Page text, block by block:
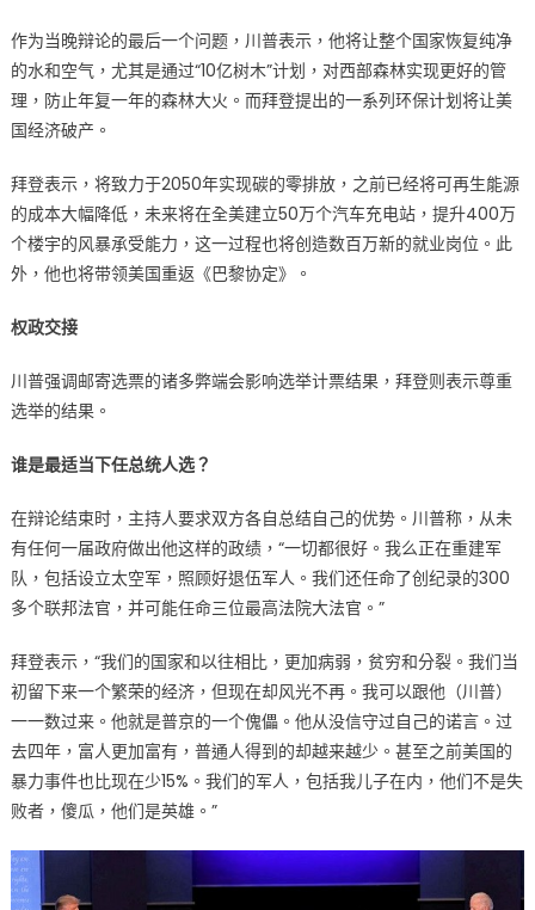
作为当晚辩论的最后一个问题，川普表示，他将让整个国家恢复纯净
的水和空气，尤其是通过“10亿树木”计划，对西部森林实现更好的管
理，防止年复一年的森林大火。而拜登提出的一系列环保计划将让美
国经济破产。
拜登表示，将致力于2050年实现碳的零排放，之前已经将可再生能源
的成本大幅降低，未来将在全美建立50万个汽车充电站，提升400万
个楼宇的风暴承受能力，这一过程也将创造数百万新的就业岗位。此
外，他也将带领美国重返《巴黎协定》。
权政交接
川普强调邮寄选票的诸多弊端会影响选举计票结果，拜登则表示尊重
选举的结果。
谁是最适当下任总统人选？
在辩论结束时，主持人要求双方各自总结自己的优势。川普称，从未
有任何一届政府做出他这样的政绩，“一切都很好。我么正在重建军
队，包括设立太空军，照顾好退伍军人。我们还任命了创纪录的300
多个联邦法官，并可能任命三位最高法院大法官。”
拜登表示，“我们的国家和以往相比，更加病弱，贫穷和分裂。我们当
初留下来一个繁荣的经济，但现在却风光不再。我可以跟他（川普）
一一数过来。他就是普京的一个傀儡。他从没信守过自己的诺言。过
去四年，富人更加富有，普通人得到的却越来越少。甚至之前美国的
暴力事件也比现在少15%。我们的军人，包括我儿子在内，他们不是失
败者，傻瓜，他们是英雄。”